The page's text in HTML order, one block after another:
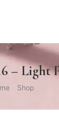
– Light
Shop